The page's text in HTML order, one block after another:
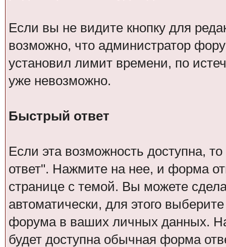
Если вы не видите кнопку для
возможно, что администратор
установил лимит времени, по
уже невозможно.
Быстрый ответ
Если эта возможность доступна,
ответ". Нажмите на нее, и форма
странице с темой. Вы можете
автоматически, для этого
форума в ваших личных данных.
будет доступна обычная форма